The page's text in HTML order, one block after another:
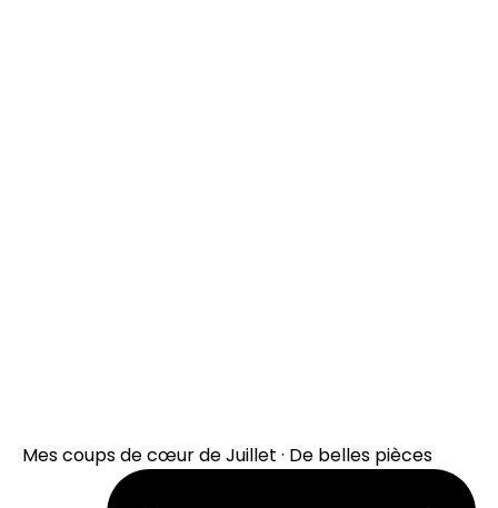
Mes coups de cœur de Juillet · De belles pièces